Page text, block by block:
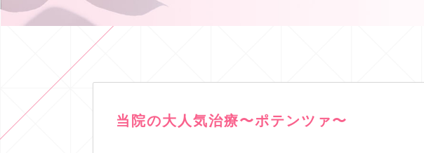
当院の大人気治療〜ポテンツァ〜